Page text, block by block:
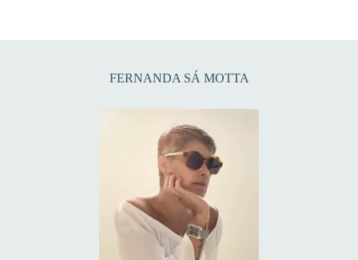
FERNANDA SÁ MOTTA